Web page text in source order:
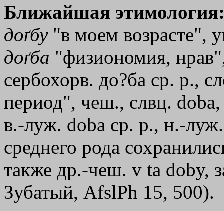
Ближайшая
доґбу"в моем возрасте",
доґба "физиономия,
сербохорв. до?ба ср. р.,
период", чеш., слвц.
в.-луж. doba ср. р., н.-
среднего рода
также др.-чеш. v ta doby,
Зубатый, AfslPh 15, 500).